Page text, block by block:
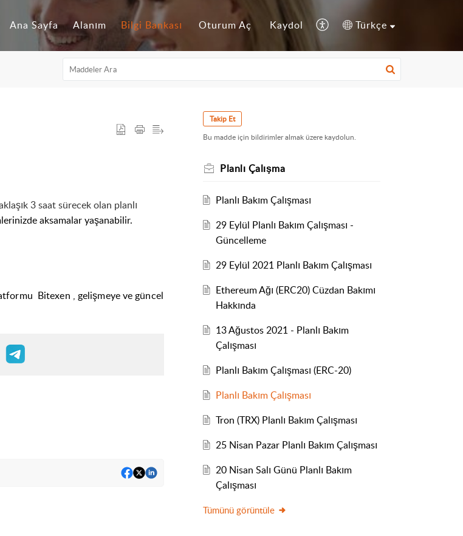
Ana Sayfa Alanım Bilgi Bankası Oturum Aç Kaydol Türkçe
3 saat sürecek olan planlı
aksamalar yaşanabilir.
Bitexen , gelişmeye ve güncel
Takip Et
Bu madde için bildirimler almak üzere kaydolun.
Planlı Çalışma
Planlı Bakım Çalışması
29 Eylül Planlı Bakım Çalışması -
Güncelleme
29 Eylül 2021 Planlı Bakım Çalışması
Ethereum Ağı (ERC20) Cüzdan Bakımı
Hakkında
13 Ağustos 2021 - Planlı Bakım
Çalışması
Planlı Bakım Çalışması (ERC-20)
Planlı Bakım Çalışması
Tron (TRX) Planlı Bakım Çalışması
25 Nisan Pazar Planlı Bakım Çalışması
20 Nisan Salı Günü Planlı Bakım
Çalışması
Tümünü görüntüle